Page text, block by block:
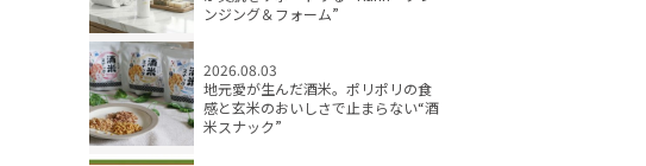
ンジング＆フォーム”
2026.08.03
地元愛が生んだ酒米。ポリポリの食
感と玄米のおいしさで止まらない“酒
米スナック”